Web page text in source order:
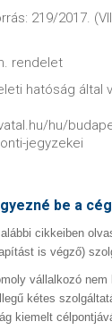
219/2017.
rendelet
hatóság által
hu/
jegyzekei
be a
cikkeiben
is végző)
vállalkozó
kétes
kiemelt